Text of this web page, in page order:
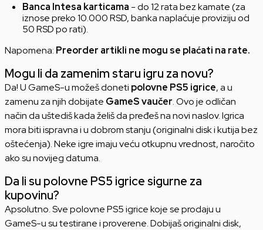
Banca Intesa karticama - do 12 rata bez kamate (za
iznose preko 10.000 RSD, banka naplaćuje proviziju od
50 RSD po rati).
Napomena: Preorder artikli ne mogu se plaćati na rate.
Mogu li da zamenim staru igru za novu?
Da! U GameS-u možeš doneti polovne PS5 igrice, a u
zamenu za njih dobijate GameS vaučer. Ovo je odličan
način da uštediš kada želiš da pređeš na novi naslov. Igrica
mora biti ispravna i u dobrom stanju (originalni disk i kutija bez
oštećenja). Neke igre imaju veću otkupnu vrednost, naročito
ako su novijeg datuma.
Da li su polovne PS5 igrice sigurne za
kupovinu?
Apsolutno. Sve polovne PS5 igrice koje se prodaju u
GameS-u su testirane i proverene. Dobijaš originalni disk,